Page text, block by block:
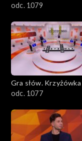
odc. 1079
Gra słów. Krzyżówka
odc. 1077